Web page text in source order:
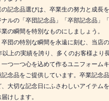
記念品選びは、卒業生の努力と成長
ルの「卒団記念品」「卒部記念品」
の瞬間を特別なものにしましょう。
団の特別な瞬間を永遠に刻む、当店
以上の実績を誇り、多くのお客様より
つ一つ心を込めて作るユニフォーム
念品をご提供しています。卒業記念
大切な記念日にふさわしいアイテム
けします。